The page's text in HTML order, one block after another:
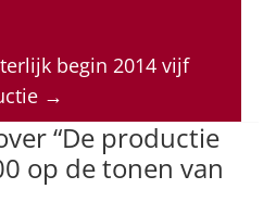
sbegin 2014 vijf
→
“De productie
op de tonen van